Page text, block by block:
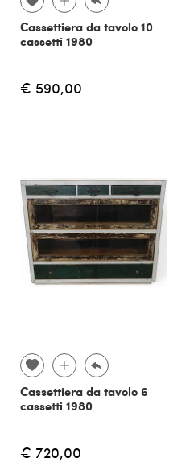
Cassettiera da tavolo 10
cassetti 1980
€ 590,00
Cassettiera da tavolo 6
cassetti 1980
€ 720,00